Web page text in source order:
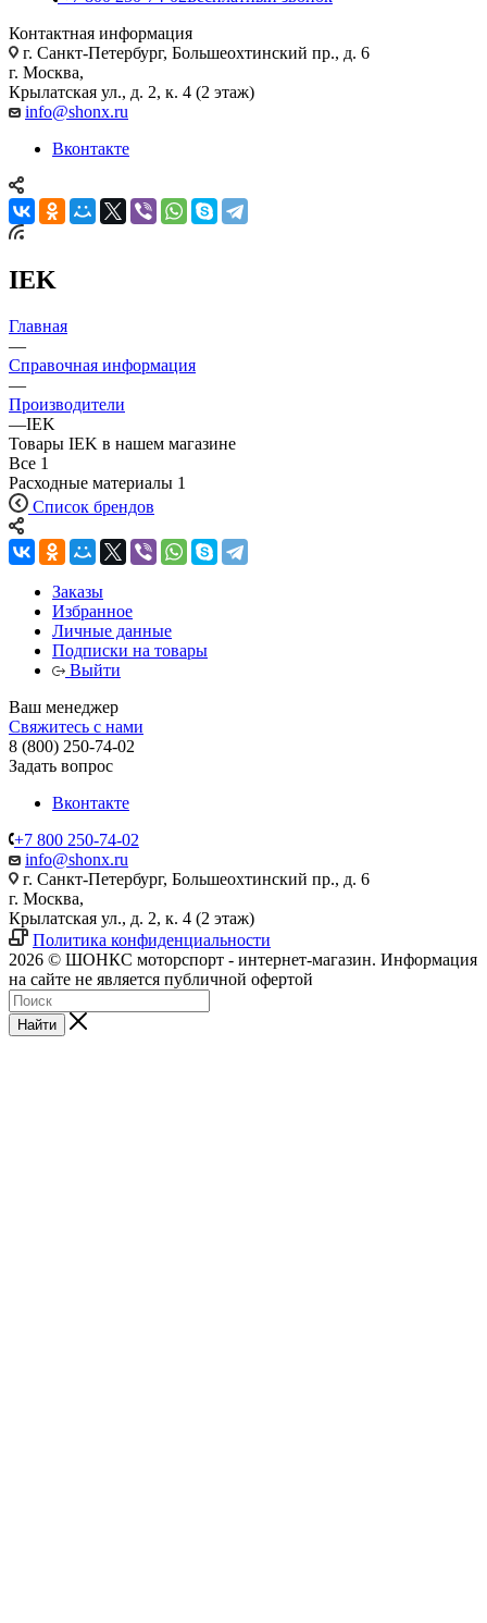
Контактная информация
г. Санкт-Петербург, Большеохтинский пр., д. 6
г. Москва,
Крылатская ул., д. 2, к. 4 (2 этаж)
info@shonx.ru
Вконтакте
IEK
Главная
—
Справочная информация
—
Производители
—IEK
Товары IEK в нашем магазине
Все 1
Расходные материалы 1
Список брендов
Заказы
Избранное
Личные данные
Подписки на товары
Выйти
Ваш менеджер
Свяжитесь с нами
8 (800) 250-74-02
Задать вопрос
Вконтакте
+7 800 250-74-02
info@shonx.ru
г. Санкт-Петербург, Большеохтинский пр., д. 6
г. Москва,
Крылатская ул., д. 2, к. 4 (2 этаж)
Политика конфиденциальности
2026 © ШОНКС моторспорт - интернет-магазин. Информация
на сайте не является публичной офертой
Найти